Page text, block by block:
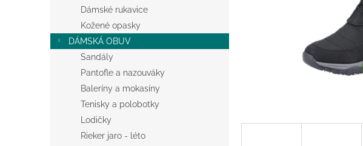
l
Dámské rukavice
Kožené opasky
DÁMSKÁ OBUV
Sandály
Pantofle a nazouváky
Baleríny a mokasíny
Tenisky a polobotky
Lodičky
Rieker jaro - léto